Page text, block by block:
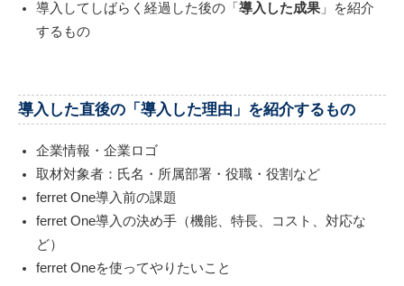
導入してしばらく経過した後の「 導入した成果 」を紹介
するもの
導入した直後の「導入した理由」を紹介するもの
企業情報・企業ロゴ
取材対象者：氏名・所属部署・役職・役割など
ferret One導入前の課題
ferret One導入の決め手（機能、特長、コスト、対応な
ど）
ferret Oneを使ってやりたいこと